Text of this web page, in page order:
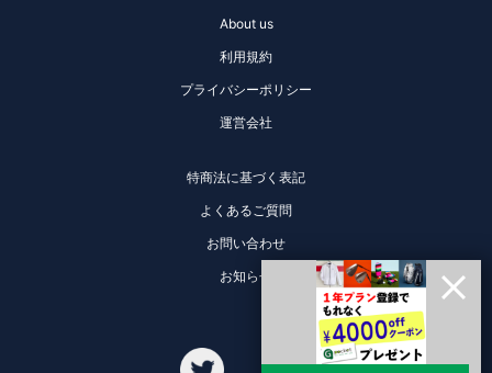
About us
利用規約
プライバシーポリシー
運営会社
特商法に基づく表記
よくあるご質問
お問い合わせ
お知らせ